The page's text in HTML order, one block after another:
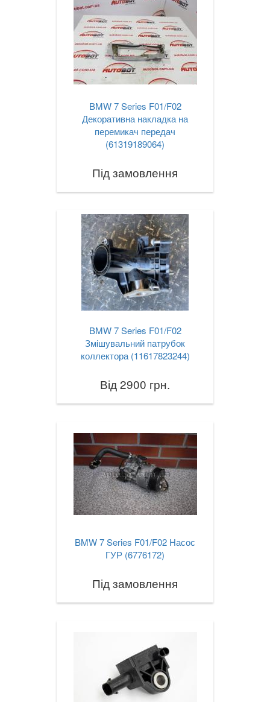
BMW 7 Series F01/F02
Декоративна накладка на
перемикач передач
(61319189064)
Під замовлення
BMW 7 Series F01/F02
Змішувальний патрубок
коллектора (11617823244)
Від 2900 грн.
BMW 7 Series F01/F02 Насос
ГУР (6776172)
Під замовлення